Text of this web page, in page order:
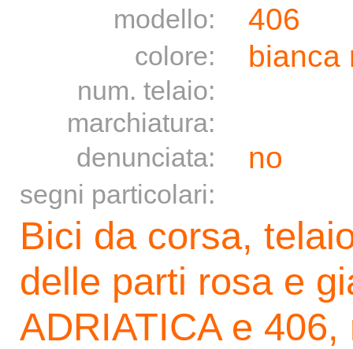
modello: 406
colore: bianca
num. telaio:
marchiatura:
denunciata:
no
segni particolari:
Bici da corsa,
delle parti rosa e
ADRIATICA e